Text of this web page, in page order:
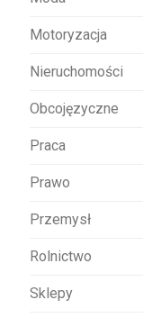
Motoryzacja
Nieruchomości
Obcojęzyczne
Praca
Prawo
Przemysł
Rolnictwo
Sklepy